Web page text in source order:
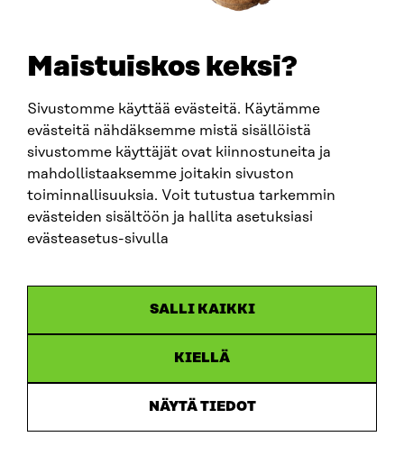
Maistuiskos keksi?
Sivustomme käyttää evästeitä. Käytämme
evästeitä nähdäksemme mistä sisällöistä
sivustomme käyttäjät ovat kiinnostuneita ja
mahdollistaaksemme joitakin sivuston
toiminnallisuuksia. Voit tutustua tarkemmin
evästeiden sisältöön ja hallita asetuksiasi
evästeasetus-sivulla
SALLI KAIKKI
KIELLÄ
NÄYTÄ TIEDOT
firstname.lastname@sitra.fi
SITRA ON SOCIAL MEDIA
LinkedIn
Instagram
Accessibility statement